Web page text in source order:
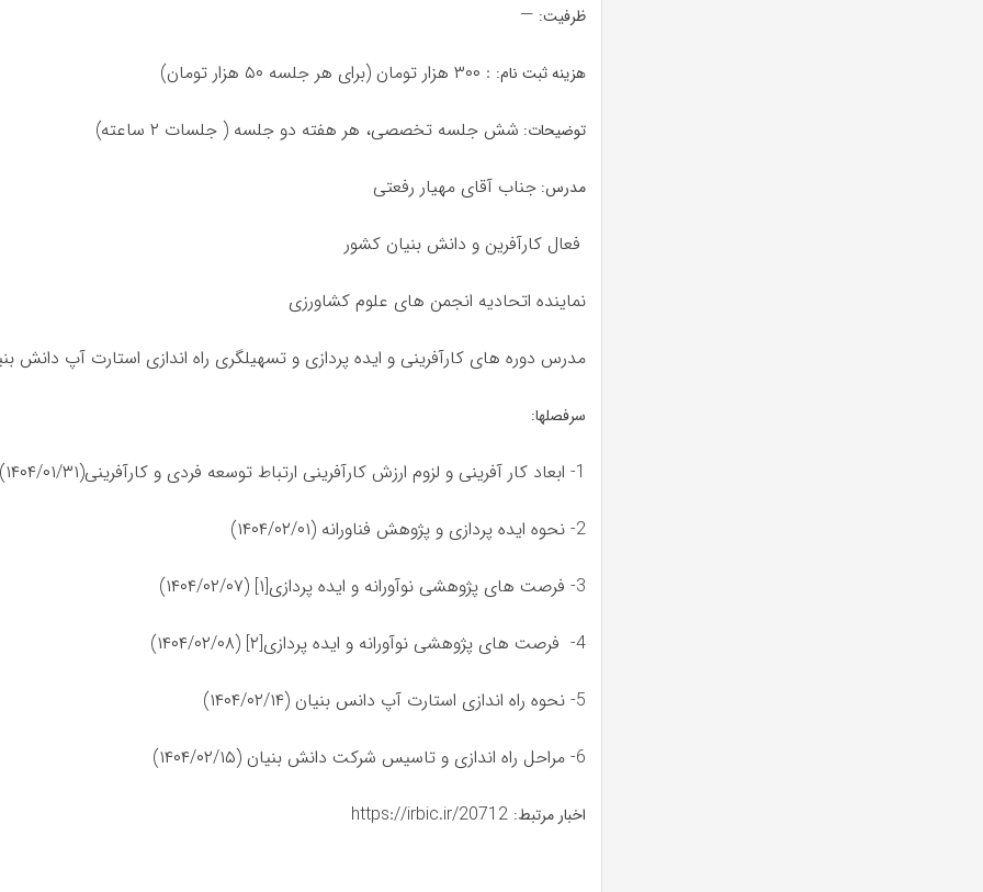
ظرفیت: —
هزینه ثبت نام: : ۳۰۰ هزار تومان (برای هر جلسه ۵۰ هزار تومان)
توضیحات: شش جلسه تخصصی، هر هفته دو جلسه ( جلسات ۲ ساعته)
مدرس: جناب آقای مهیار رفعتی
فعال کارآفرین و دانش بنیان کشور
نماینده اتحادیه انجمن های علوم کشاورزی
مدرس دوره های کارآفرینی و ایده پردازی و تسهیلگری راه اندازی استارت آپ دانش
سرفصلها:
1- ابعاد کار آفرینی و لزوم ارزش‌ کارآفرینی ارتباط توسعه فردی و کارآفرینی(۱۴۰۴/۰۱/۳۱)
2- نحوه ایده پردازی و پژوهش فناورانه (۱۴۰۴/۰۲/۰۱)
3- فرصت های پژوهشی نوآورانه و ایده پردازی[۱] (۱۴۰۴/۰۲/۰۷)
4- فرصت های پژوهشی نوآورانه و ایده پردازی[۲] (۱۴۰۴/۰۲/۰۸)
5- نحوه راه اندازی استارت آپ دانس بنیان (۱۴۰۴/۰۲/۱۴)
6- مراحل راه اندازی و تاسیس شرکت دانش بنیان (۱۴۰۴/۰۲/۱۵)
اخبار مرتبط: